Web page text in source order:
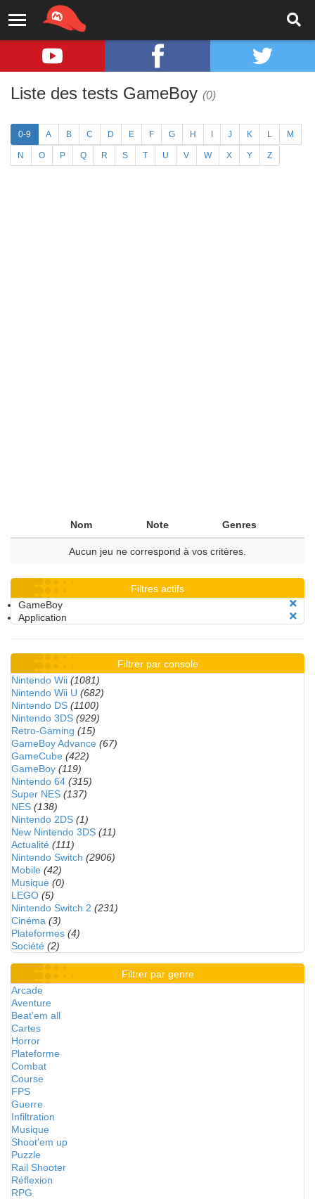
Liste des tests GameBoy (0)
0-9 A B C D E F G H J K L M
N O P Q R S T U V W X Y Z
Nom Note Genres
Aucun jeu ne correspond à vos critères.
Filtres actifs
GameBoy
Application
Filtrer par console
Nintendo Wii (1081)
Nintendo Wii U (682)
Nintendo DS (1100)
Nintendo 3DS (929)
Retro-Gaming (15)
GameBoy Advance (67)
GameCube (422)
GameBoy (119)
Nintendo 64 (315)
Super NES (137)
NES (138)
Nintendo 2DS (1)
New Nintendo 3DS (11)
Actualité (111)
Nintendo Switch (2906)
Mobile (42)
Musique (0)
LEGO (5)
Nintendo Switch 2 (231)
Cinéma (3)
Plateformes (4)
Société (2)
Filtrer par genre
Arcade
Aventure
Beat'em all
Cartes
Horror
Plateforme
Combat
Course
FPS
Guerre
Infiltration
Musique
Shoot'em up
Puzzle
Rail Shooter
Réflexion
RPG